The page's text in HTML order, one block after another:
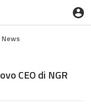
News
CEO di NGR